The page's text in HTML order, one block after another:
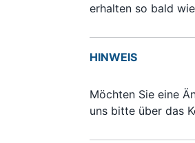
erhalten so bald
HINWEIS
Möchten Sie eine
uns bitte über das